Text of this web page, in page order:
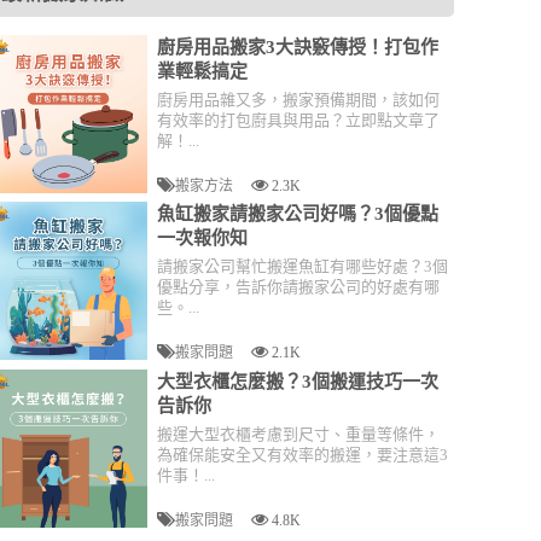
廚房用品搬家3大訣竅傳授！打包作
業輕鬆搞定
廚房用品雜又多，搬家預備期間，該如何
有效率的打包廚具與用品？立即點文章了
解！...
搬家方法 2.3K
魚缸搬家請搬家公司好嗎？3個優點
一次報你知
請搬家公司幫忙搬運魚缸有哪些好處？3個
優點分享，告訴你請搬家公司的好處有哪
些。...
搬家問題 2.1K
大型衣櫃怎麼搬？3個搬運技巧一次
告訴你
搬運大型衣櫃考慮到尺寸、重量等條件，
為確保能安全又有效率的搬運，要注意這3
件事！...
搬家問題 4.8K